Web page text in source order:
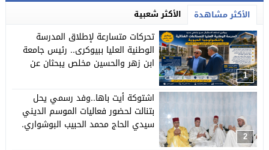
الأكثر مشاهدة الأكثر شعبية
1
تحركات متسارعة لإطلاق المدرسة
الوطنية العليا ببيوكرى.. رئيس جامعة
ابن زهر والحسين مخلص يبحثان عن
2
اشتوكة أيت باها..وفد رسمي يحل
بتنالت لحضور فعاليات الموسم الديني
سيدي الحاج محمد الحبيب البوشواري.